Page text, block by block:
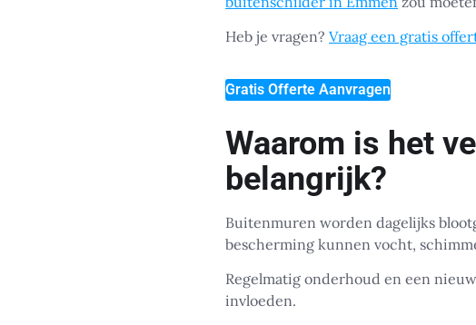
Heb je vragen? Vraag een gratis
Gratis Offerte Aanvragen
Waarom is het
belangrijk?
Buitenmuren worden dagelijks
bescherming kunnen vocht,
Regelmatig onderhoud en een
invloeden.